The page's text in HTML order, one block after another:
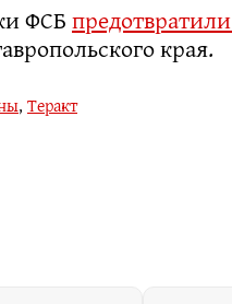
ФСБпредотвратили
края.
, Теракт